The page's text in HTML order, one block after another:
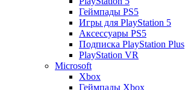
Геймпады PS5
Игры для PlayStation 5
Аксессуары PS5
Подписка PlayStation Plus
PlayStation VR
Microsoft
Xbox
Геймпады Xbox